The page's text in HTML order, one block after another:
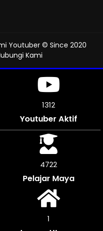
Youtuber © Since 2020
Kami
1312
Youtuber Aktif
5043
Pelajar Maya
1